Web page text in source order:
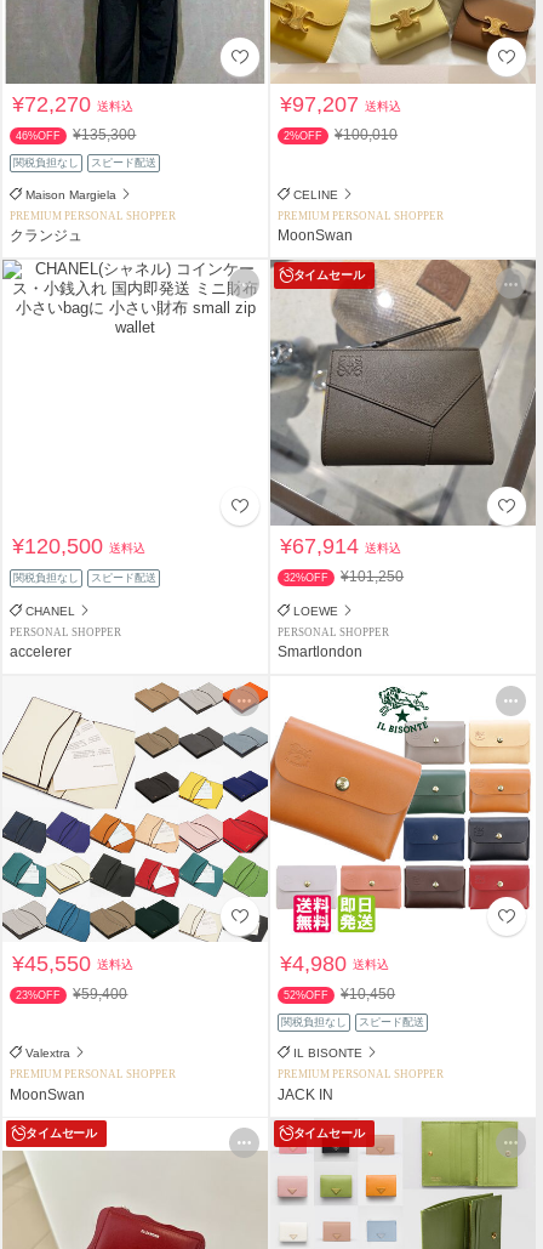
¥72,270送料込
46%OFF ¥135,300
関税負担なし スピード配送
Maison Margiela
PREMIUM PERSONAL SHOPPER
クランジュ
¥97,207送料込
2%OFF ¥100,010
CELINE
PREMIUM PERSONAL SHOPPER
MoonSwan
¥120,500送料込
関税負担なし スピード配送
CHANEL
PERSONAL SHOPPER
accelerer
タイムセール
¥67,914送料込
32%OFF ¥101,250
LOEWE
PERSONAL SHOPPER
Smartlondon
¥45,550送料込
23%OFF ¥59,400
Valextra
PREMIUM PERSONAL SHOPPER
MoonSwan
¥4,980送料込
52%OFF ¥10,450
関税負担なし スピード配送
IL BISONTE
PREMIUM PERSONAL SHOPPER
JACK IN
タイムセール タイムセール